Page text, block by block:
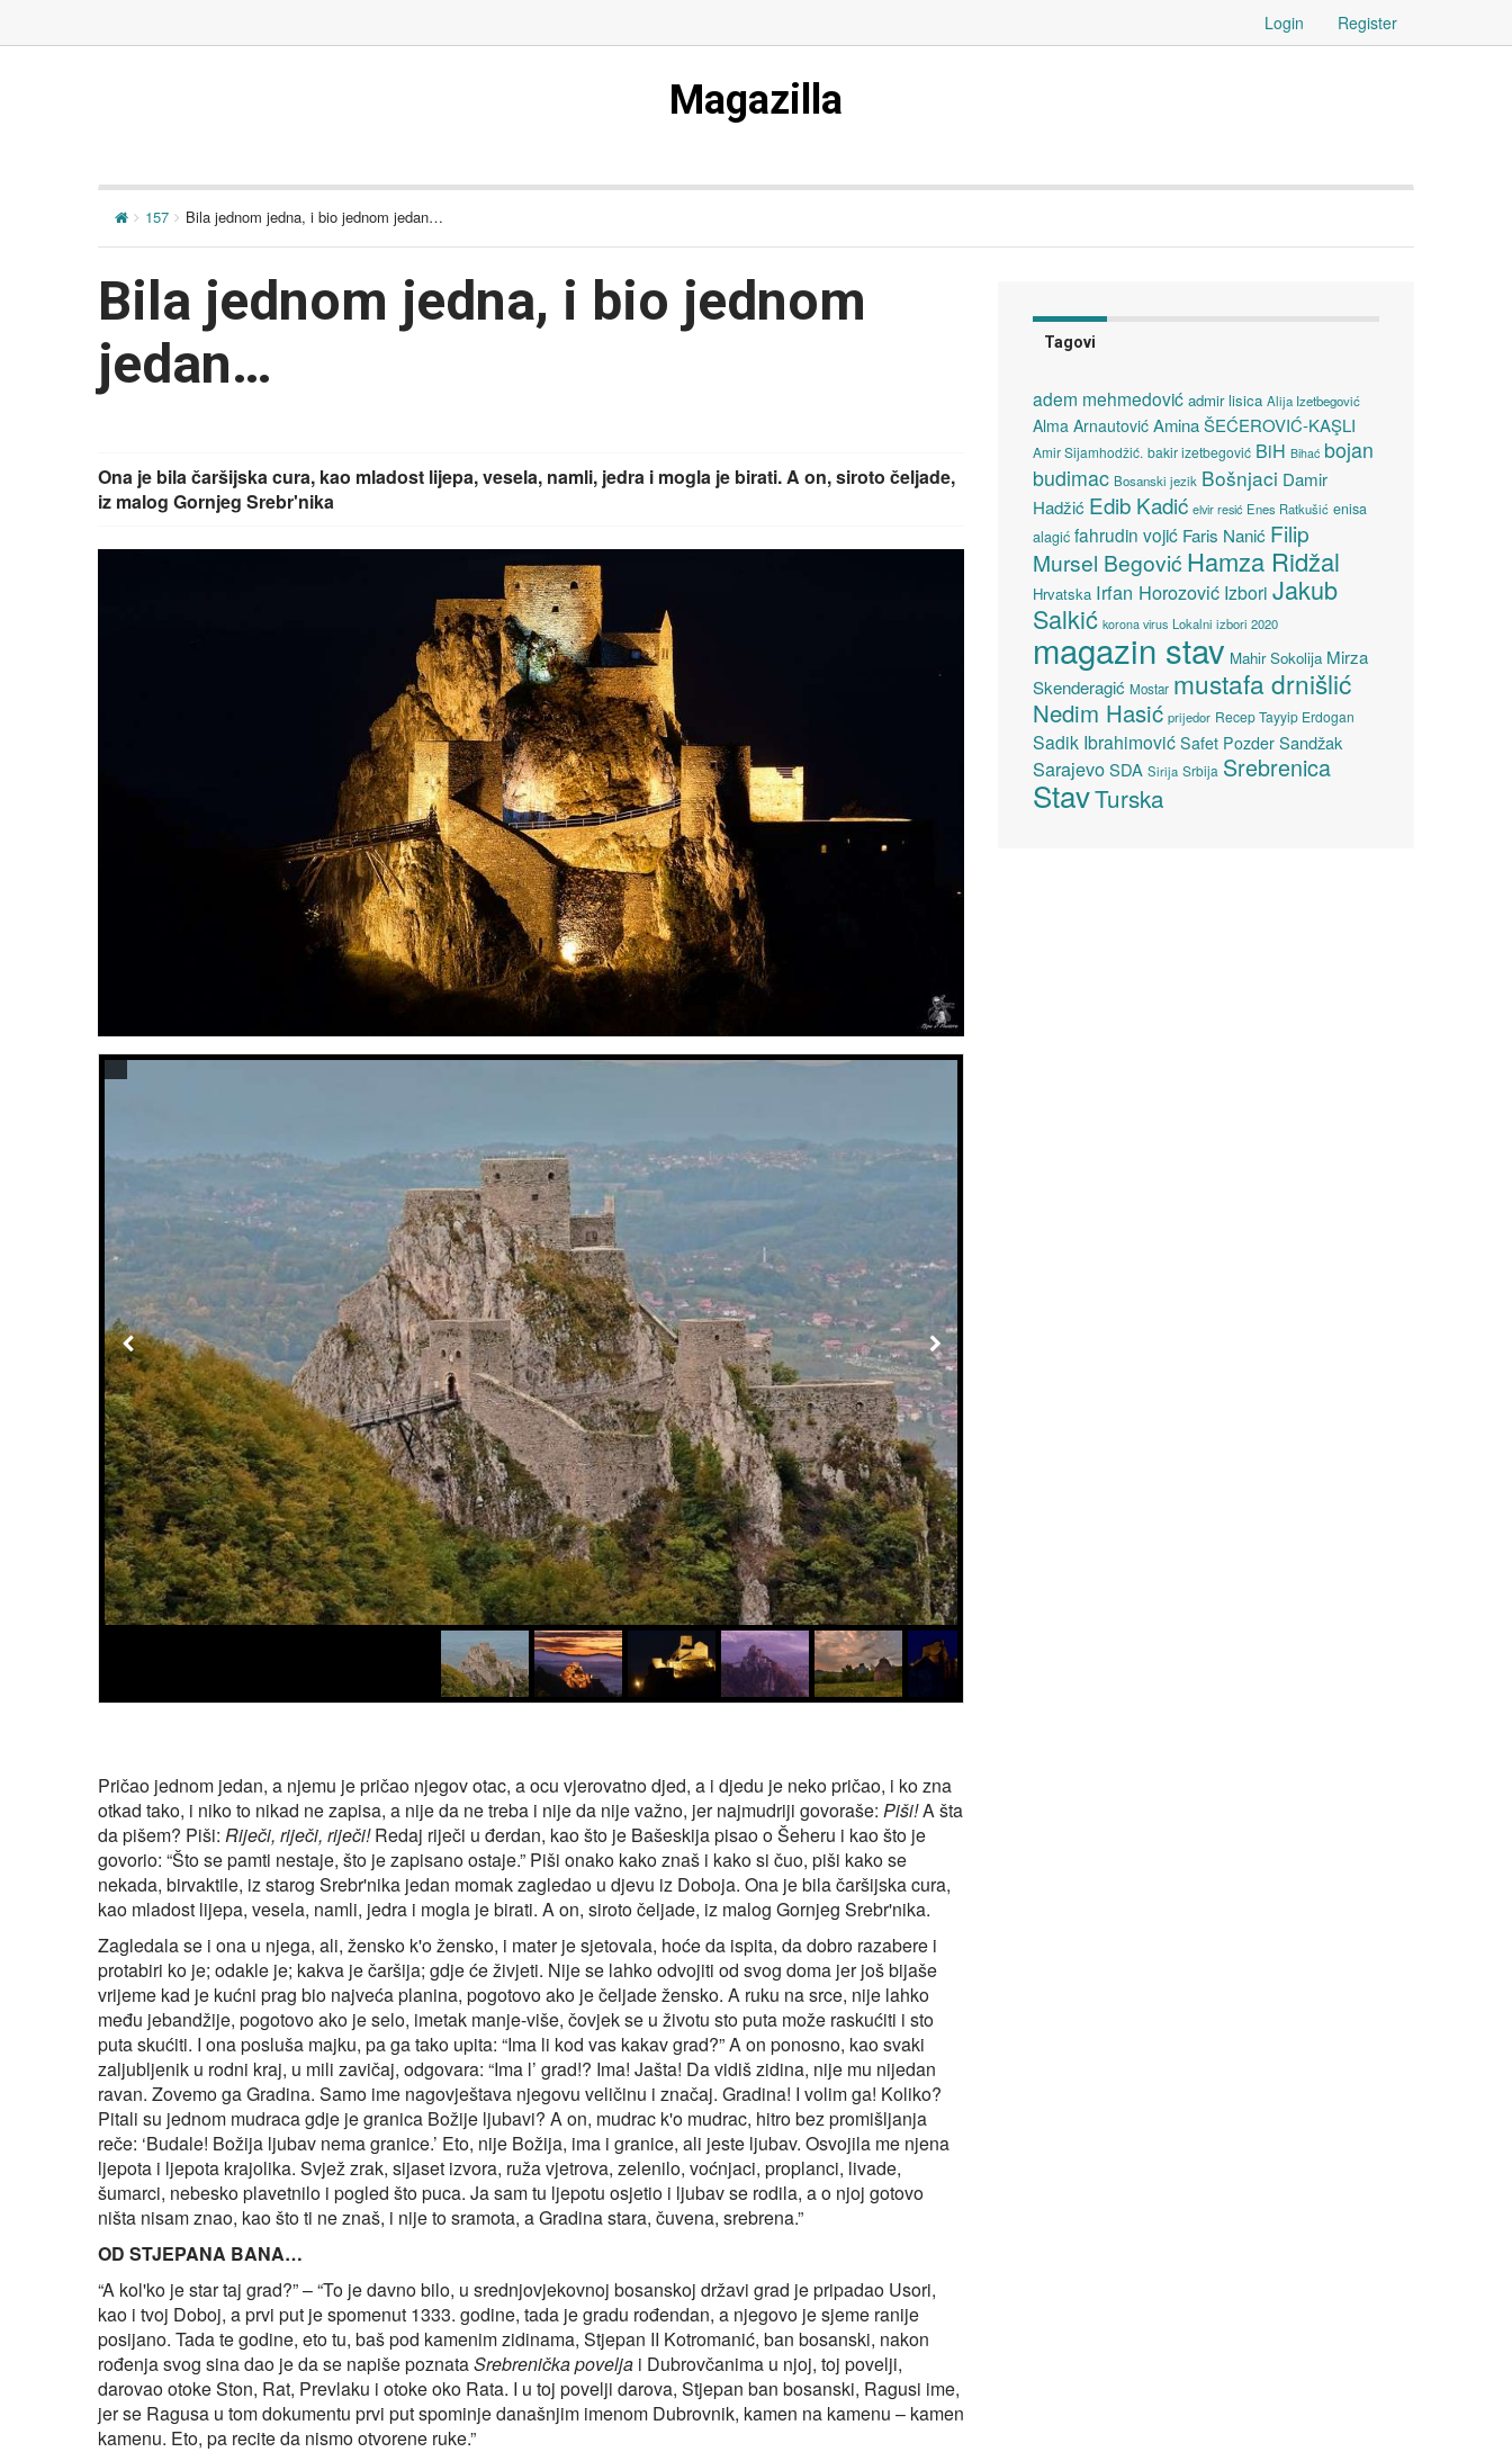
Login Register
Magazilla
157 Bila jednom jedna, i bio jednom jedan…
Bila jednom jedna, i bio jednom
jedan…
Ona je bila čaršijska cura, kao mladost lijepa, vesela, namli, jedra i mogla je birati. A on, siroto čeljade,
iz malog Gornjeg Srebr'nika
Pričao jednom jedan, a njemu je pričao njegov otac, a ocu vjerovatno djed, a i djedu je neko pričao, i ko zna
otkad tako, i niko to nikad ne zapisa, a nije da ne treba i nije da nije važno, jer najmudriji govoraše: Piši!A šta
da pišem? Piši: Riječi, riječi, riječi!Redaj riječi u đerdan, kao što je Bašeskija pisao o Šeheru i kao što je
govorio: “Što se pamti nestaje, što je zapisano ostaje.” Piši onako kako znaš i kako si čuo, piši kako se
nekada, birvaktile, iz starog Srebr'nika jedan momak zagledao u djevu iz Doboja. Ona je bila čaršijska cura,
kao mladost lijepa, vesela, namli, jedra i mogla je birati. A on, siroto čeljade, iz malog Gornjeg Srebr'nika.
Zagledala se i ona u njega, ali, žensko k'o žensko, i mater je sjetovala, hoće da ispita, da dobro razabere i
protabiri ko je; odakle je; kakva je čaršija; gdje će živjeti. Nije se lahko odvojiti od svog doma jer još bijaše
vrijeme kad je kućni prag bio najveća planina, pogotovo ako je čeljade žensko. A ruku na srce, nije lahko
među jebandžije, pogotovo ako je selo, imetak manje-više, čovjek se u životu sto puta može raskućiti i sto
puta skućiti. I ona posluša majku, pa ga tako upita: “Ima li kod vas kakav grad?” A on ponosno, kao svaki
zaljubljenik u rodni kraj, u mili zavičaj, odgovara: “Ima l’ grad!? Ima! Jašta! Da vidiš zidina, nije mu nijedan
ravan. Zovemo ga Gradina. Samo ime nagovještava njegovu veličinu i značaj. Gradina! I volim ga! Koliko?
Pitali su jednom mudraca gdje je granica Božije ljubavi? A on, mudrac k'o mudrac, hitro bez promišljanja
reče: ‘Budale! Božija ljubav nema granice.’ Eto, nije Božija, ima i granice, ali jeste ljubav. Osvojila me njena
ljepota i ljepota krajolika. Svjež zrak, sijaset izvora, ruža vjetrova, zelenilo, voćnjaci, proplanci, livade,
šumarci, nebesko plavetnilo i pogled što puca. Ja sam tu ljepotu osjetio i ljubav se rodila, a o njoj gotovo
ništa nisam znao, kao što ti ne znaš, i nije to sramota, a Gradina stara, čuvena, srebrena.”
OD STJEPANA BANA…
“A kol'ko je star taj grad?” – “To je davno bilo, u srednjovjekovnoj bosanskoj državi grad je pripadao Usori,
kao i tvoj Doboj, a prvi put je spomenut 1333. godine, tada je gradu rođendan, a njegovo je sjeme ranije
posijano. Tada te godine, eto tu, baš pod kamenim zidinama, Stjepan II Kotromanić, ban bosanski, nakon
rođenja svog sina dao je da se napiše poznataSrebrenička povelja i Dubrovčanima u njoj, toj povelji,
darovao otoke Ston, Rat, Prevlaku i otoke oko Rata. I u toj povelji darova, Stjepan ban bosanski, Ragusi ime,
jer se Ragusa u tom dokumentu prvi put spominje današnjim imenom Dubrovnik, kamen na kamenu – kamen
kamenu. Eto, pa recite da nismo otvorene ruke.”
Tagovi
adem mehmedović admir lisica Alija Izetbegović
Alma Arnautović Amina ŠEĆEROVIĆ-KAŞLI
Amir Sijamhodžić. bakir izetbegović BiH Bihać bojan
budimac Bosanski jezik Bošnjaci Damir
Hadžić Edib Kadić elvir resić Enes Ratkušić enisa
alagić fahrudin vojić Faris Nanić Filip
Mursel Begović Hamza Ridžal
Hrvatska Irfan Horozović Izbori Jakub
Salkić korona virus Lokalni izbori 2020
magazin stav Mahir Sokolija Mirza
Skenderagić Mostar mustafa drnišlić
Nedim Hasić prijedor Recep Tayyip Erdogan
Sadik Ibrahimović Safet Pozder Sandžak
SarajevoSDA Sirija Srbija Srebrenica
StavTurska